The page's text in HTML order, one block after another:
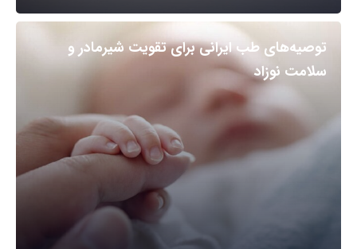
توصیه‌های طب ایرانی برای تقویت شیرمادر و
سلامت نوزاد